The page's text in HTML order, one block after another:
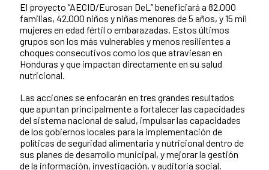
El proyecto “AECID/Eurosan DeL” beneficiará a 82.000
familias, 42.000 niños y niñas menores de 5 años, y 15 mil
mujeres en edad fértil o embarazadas. Estos últimos
grupos son los más vulnerables y menos resilientes a
choques consecutivos como los que atraviesan en
Honduras y que impactan directamente en su salud
nutricional.
Las acciones se enfocarán en tres grandes resultados
que apuntan principalmente a fortalecer las capacidades
del sistema nacional de salud, impulsar las capacidades
de los gobiernos locales para la implementación de
políticas de seguridad alimentaria y nutricional dentro de
sus planes de desarrollo municipal, y mejorar la gestión
de la información, investigación, y auditoria social.